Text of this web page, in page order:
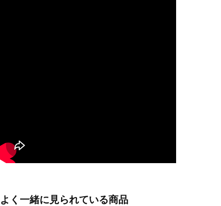
よく一緒に見られている商品